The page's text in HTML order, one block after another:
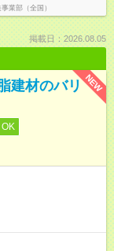
業部（全国）
掲載日：2026.08.05
NEW
建材のバリ